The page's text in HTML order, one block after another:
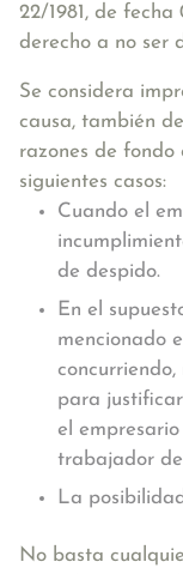
22/1981, de fecha
derecho a no ser
Se considera
causa, también
razones de fondo
siguientes casos:
Cuando el
de despido.
En el
mencionado
para
el
trabajador
La
No basta